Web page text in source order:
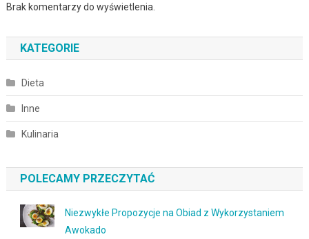
Brak komentarzy do wyświetlenia.
KATEGORIE
Dieta
Inne
Kulinaria
POLECAMY PRZECZYTAĆ
Niezwykłe Propozycje na Obiad z Wykorzystaniem
Awokado